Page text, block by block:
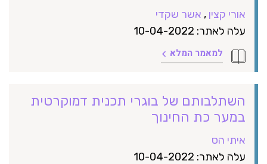
אורי קצין , אשר שקדי
עלה לאתר: 10-04-2022
למאמר המלא
השתלבותם של בוגרי תכנית דמוקרטית
במער כת החינוך
איתי הס
עלה לאתר: 10-04-2022